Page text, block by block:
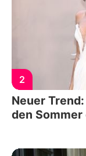
2
Neuer
den